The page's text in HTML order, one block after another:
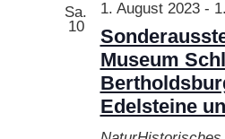
Sa.
10
Museum
Edelsteine
1. August 2023-